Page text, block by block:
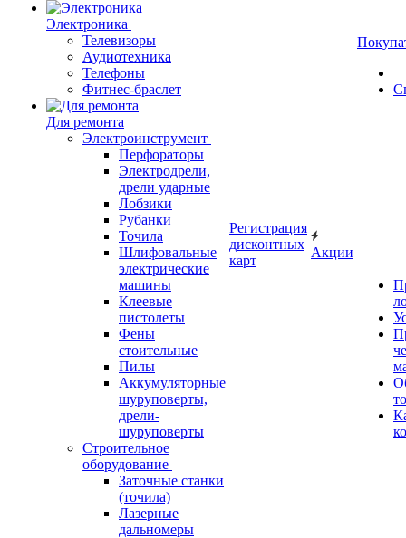
Электроника
Телевизоры
Аудиотехника
Телефоны
Фитнес-браслет
Для ремонта
Электроинструмент
Перфораторы
Электродрели,
дрели ударные
Лобзики
Рубанки
Точила
Шлифовальные
электрические
машины
Клеевые
пистолеты
Фены
стоительные
Пилы
Аккумуляторные
шуруповерты,
дрели-
шуруповерты
Строительное
оборудование
Заточные станки
(точила)
Лазерные
дальномеры
Регистрация
дисконтных
карт
Акции